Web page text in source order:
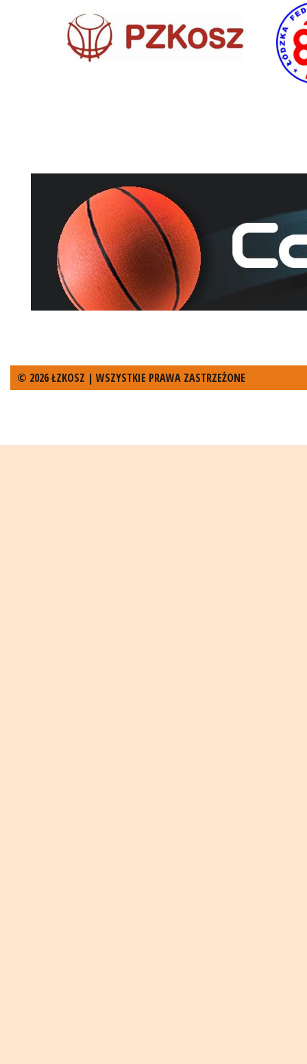
© 2026 ŁZKOSZ | WSZYSTKIE PRAWA ZASTRZEŻONE